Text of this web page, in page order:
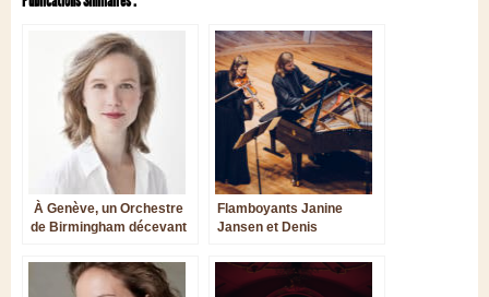
À Genève, un Orchestre
de Birmingham décevant
Flamboyants Janine
Jansen et Denis
dans Brahms, puis dans
Poulenc, Messiaen et